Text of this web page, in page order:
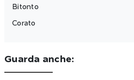
Bitonto
Corato
Guarda anche: